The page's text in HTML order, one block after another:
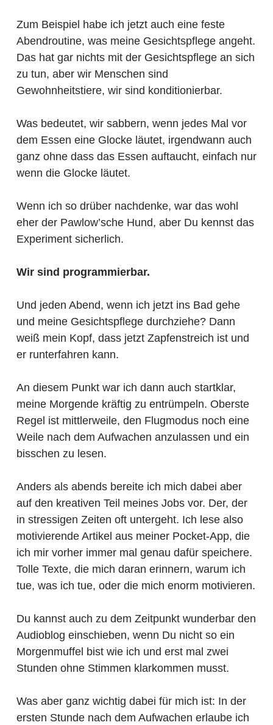
Zum Beispiel habe ich jetzt auch eine feste
Abendroutine, was meine Gesichtspflege angeht.
Das hat gar nichts mit der Gesichtspflege an sich
zu tun, aber wir Menschen sind
Gewohnheitstiere, wir sind konditionierbar.
Was bedeutet, wir sabbern, wenn jedes Mal vor
dem Essen eine Glocke läutet, irgendwann auch
ganz ohne dass das Essen auftaucht, einfach nur
wenn die Glocke läutet.
Wenn ich so drüber nachdenke, war das wohl
eher der Pawlow’sche Hund, aber Du kennst das
Experiment sicherlich.
Wir sind programmierbar.
Und jeden Abend, wenn ich jetzt ins Bad gehe
und meine Gesichtspflege durchziehe? Dann
weiß mein Kopf, dass jetzt Zapfenstreich ist und
er runterfahren kann.
An diesem Punkt war ich dann auch startklar,
meine Morgende kräftig zu entrümpeln. Oberste
Regel ist mittlerweile, den Flugmodus noch eine
Weile nach dem Aufwachen anzulassen und ein
bisschen zu lesen.
Anders als abends bereite ich mich dabei aber
auf den kreativen Teil meines Jobs vor. Der, der
in stressigen Zeiten oft untergeht. Ich lese also
motivierende Artikel aus meiner Pocket-App, die
ich mir vorher immer mal genau dafür speichere.
Tolle Texte, die mich daran erinnern, warum ich
tue, was ich tue, oder die mich enorm motivieren.
Du kannst auch zu dem Zeitpunkt wunderbar den
Audioblog einschieben, wenn Du nicht so ein
Morgenmuffel bist wie ich und erst mal zwei
Stunden ohne Stimmen klarkommen musst.
Was aber ganz wichtig dabei für mich ist: In der
ersten Stunde nach dem Aufwachen erlaube ich